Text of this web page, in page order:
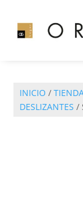
INICIO /
DESLIZANTES /